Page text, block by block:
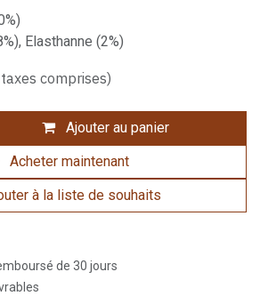
Elasthanne (2%)
comprises)
Ajouter au panier
Acheter maintenant
à la liste de souhaits
de 30 jours